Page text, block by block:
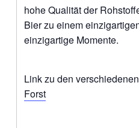
hohe Qualität der
Bier zu einem
einzigartige Momente.
Link zu den
Forst